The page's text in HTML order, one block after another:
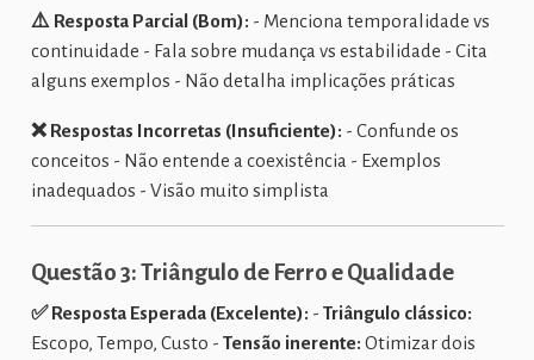
⚠️ Resposta Parcial (Bom): - Menciona temporalidade vs
continuidade - Fala sobre mudança vs estabilidade - Cita
alguns exemplos - Não detalha implicações práticas
❌ Respostas Incorretas (Insuficiente): - Confunde os
conceitos - Não entende a coexistência - Exemplos
inadequados - Visão muito simplista
Questão 3: Triângulo de Ferro e Qualidade
✅ Resposta Esperada (Excelente): - Triângulo clássico:
Escopo, Tempo, Custo - Tensão inerente: Otimizar dois